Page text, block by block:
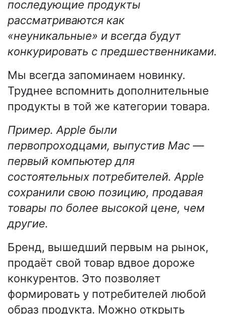
последующие продукты
рассматриваются как
«неуникальные» и всегда будут
конкурировать с предшественниками.
Мы всегда запоминаем новинку.
Труднее вспомнить дополнительные
продукты в той же категории товара.
Пример. Apple были
первопроходцами, выпустив Mac —
первый компьютер для
состоятельных потребителей. Apple
сохранили свою позицию, продавая
товары по более высокой цене, чем
другие.
Бренд, вышедший первым на рынок,
продаёт свой товар вдвое дороже
конкурентов. Это позволяет
формировать у потребителей любой
образ продукта. Можно открыть